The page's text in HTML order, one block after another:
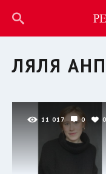
ЛЯЛЯ
11 017 0 0